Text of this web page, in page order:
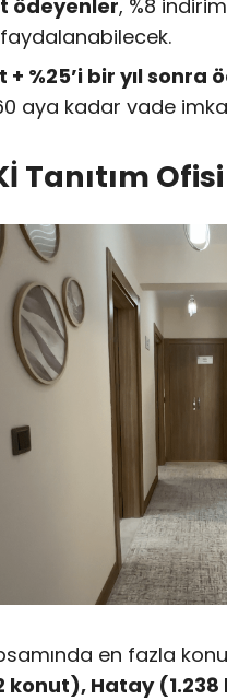
ödeyenler, %8
+ %25’i bir yıl sonra
aya kadar vade
Tanıtım
en fazla
konut), Hatay